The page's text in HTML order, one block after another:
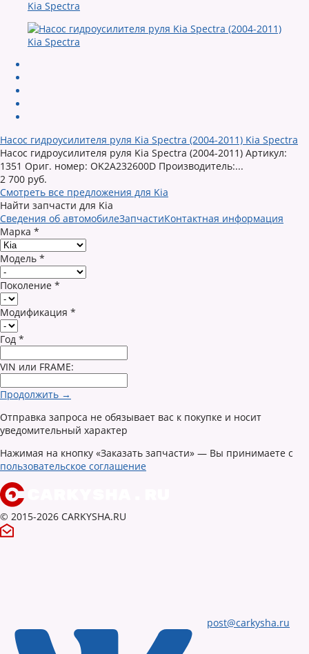
Насос гидроусилителя руля Kia Spectra (2004-2011) Kia Spectra
Насос гидроусилителя руля Kia Spectra (2004-2011) Артикул:
1351 Ориг. номер: OK2A232600D Производитель:...
2 700 руб.
Смотреть все предложения для Kia
Найти запчасти для Kia
Сведения об автомобилеЗапчастиКонтактная информация
Марка *
Модель *
Поколение *
Модификация *
Год *
VIN или FRAME:
Продолжить →
Отправка запроса не обязывает вас к покупке и носит
уведомительный характер
Нажимая на кнопку «Заказать запчасти» — Вы принимаете с
пользовательское соглашение
© 2015-2026 CARKYSHA.RU
post@carkysha.ru